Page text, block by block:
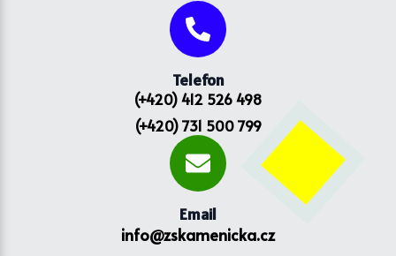
Telefon
(+420) 412 526 498
(+420) 731 500 799
Email
info@zskamenicka.cz